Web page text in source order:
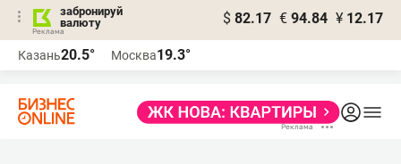
забронируй
валюту
$ 82.17 € 94.84 ¥ 12.17
Казань20.5° Москва19.3°